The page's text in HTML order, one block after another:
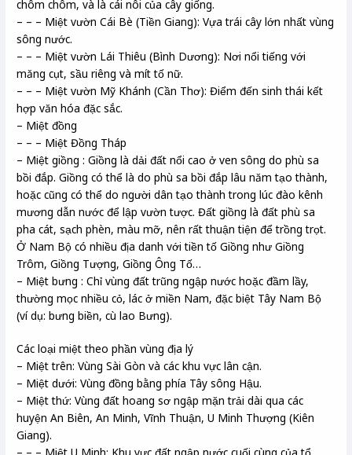
chôm chôm, và là cái nôi của cây giống.
– – – Miệt vườn Cái Bè (Tiền Giang): Vựa trái cây lớn nhất vùng
sông nước.
– – – Miệt vườn Lái Thiêu (Bình Dương): Nơi nổi tiếng với
măng cụt, sầu riêng và mít tố nữ.
– – – Miệt vườn Mỹ Khánh (Cần Thơ): Điểm đến sinh thái kết
hợp văn hóa đặc sắc.
– Miệt đồng
– – – Miệt Đồng Tháp
– Miệt giồng : Giồng là dải đất nổi cao ở ven sông do phù sa
bồi đắp. Giồng có thể là do phù sa bồi đắp lâu năm tạo thành,
hoặc cũng có thể do người dân tạo thành trong lúc đào kênh
mương dẫn nước để lập vườn tược. Đất giồng là đất phù sa
pha cát, sạch phèn, màu mỡ, nên rất thuận tiện để trồng trọt.
Ở Nam Bộ có nhiều địa danh với tiền tố Giồng như Giồng
Trôm, Giồng Tượng, Giồng Ông Tố…
– Miệt bưng : Chỉ vùng đất trũng ngập nước hoặc đầm lầy,
thường mọc nhiều cỏ, lác ở miền Nam, đặc biệt Tây Nam Bộ
(ví dụ: bưng biền, cù lao Bưng).
Các loại miệt theo phần vùng địa lý
– Miệt trên: Vùng Sài Gòn và các khu vực lân cận.
– Miệt dưới: Vùng đồng bằng phía Tây sông Hậu.
– Miệt thứ: Vùng đất hoang sơ ngập mặn trải dài qua các
huyện An Biên, An Minh, Vĩnh Thuận, U Minh Thượng (Kiên
Giang).